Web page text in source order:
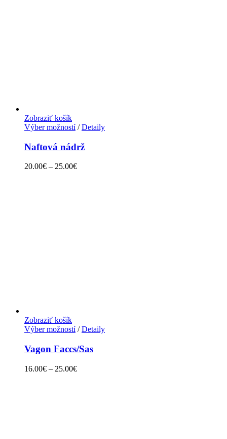
Zobraziť košík
Výber možností/ Detaily
Naftová nádrž
20.00€ – 25.00€
Zobraziť košík
Výber možností/ Detaily
Vagon Faccs/Sas
16.00€ – 25.00€